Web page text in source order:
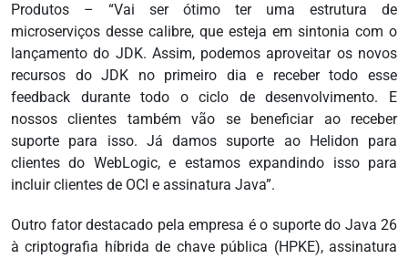
Produtos – “Vai ser ótimo ter uma estrutura de
microserviços desse calibre, que esteja em sintonia com o
lançamento do JDK. Assim, podemos aproveitar os novos
recursos do JDK no primeiro dia e receber todo esse
feedback durante todo o ciclo de desenvolvimento. E
nossos clientes também vão se beneficiar ao receber
suporte para isso. Já damos suporte ao Helidon para
clientes do WebLogic, e estamos expandindo isso para
incluir clientes de OCI e assinatura Java”.
Outro fator destacado pela empresa é o suporte do Java 26
à criptografia híbrida de chave pública (HPKE), assinatura